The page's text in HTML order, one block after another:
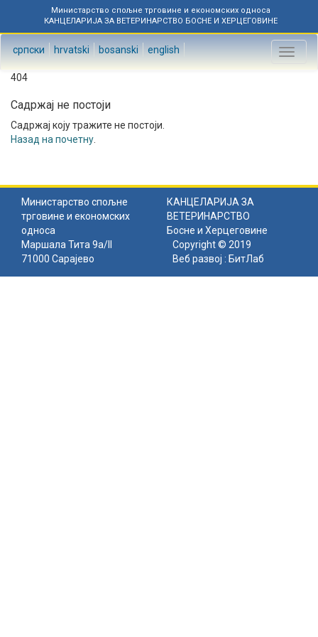
Министарство спољне трговине и економских односа
КАНЦЕЛАРИЈА ЗА ВЕТЕРИНАРСТВО БОСНЕ И ХЕРЦЕГОВИНЕ
српски hrvatski bosanski english
Toggle
404
Садржај не постоји
Садржај коју тражите не постоји.
Назад на почетну
Министарство спољне
трговине и економских
односа
КАНЦЕЛАРИЈА ЗА
ВЕТЕРИНАРСТВО
Босне и Херцеговине
Маршала Тита 9а/II
71000 Сарајево
Copyright © 2019
Веб развој : БитЛаб